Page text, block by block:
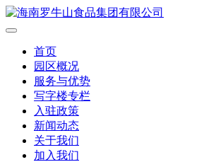
首页
园区概况
服务与优势
写字楼专栏
入驻政策
新闻动态
关于我们
加入我们